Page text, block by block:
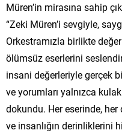
Müren’in mirasına sahip
“Zeki Müren’i sevgiyle,
Orkestramızla birlikte
ölümsüz eserlerini
insani değerleriyle gerçek
ve yorumları yalnızca
dokundu. Her eserinde, her
ve insanlığın derinliklerini